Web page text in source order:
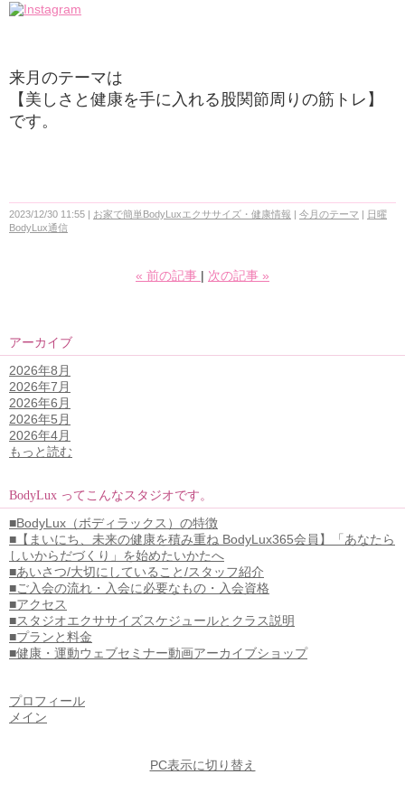
来月のテーマは
【美しさと健康を手に入れる股関節周りの筋トレ】
です。
2023/12/30 11:55 お家で簡単BodyLuxエクササイズ・健康情報 今月のテーマ
日曜
BodyLux通信
« 前の記事 次の記事 »
アーカイブ
2026年8月
2026年7月
2026年6月
2026年5月
2026年4月
もっと読む
BodyLux ってこんなスタジオです。
■BodyLux（ボディラックス）の特徴
■【まいにち、未来の健康を積み重ね BodyLux365会員】「あなたら
しいからだづくり」を始めたいかたへ
■あいさつ/大切にしていること/スタッフ紹介
■ご入会の流れ・入会に必要なもの・入会資格
■アクセス
■スタジオエクササイズスケジュールとクラス説明
■プランと料金
■健康・運動ウェブセミナー動画アーカイブショップ
プロフィール
メイン
PC表示に切り替え